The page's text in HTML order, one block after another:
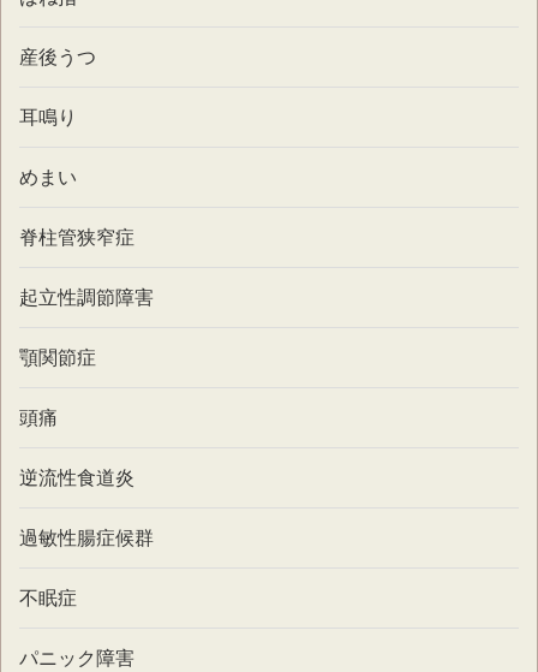
産後うつ
耳鳴り
めまい
脊柱管狭窄症
起立性調節障害
顎関節症
頭痛
逆流性食道炎
過敏性腸症候群
不眠症
パニック障害